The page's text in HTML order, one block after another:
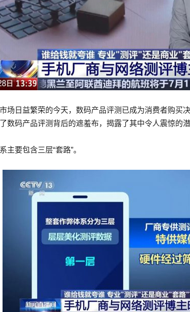
场日益繁荣的今天，数码产品评测已成为消费者购买
数码产品评测背后的遮羞布，揭露了其中令人震惊的潜
主要包含三层“套路”。